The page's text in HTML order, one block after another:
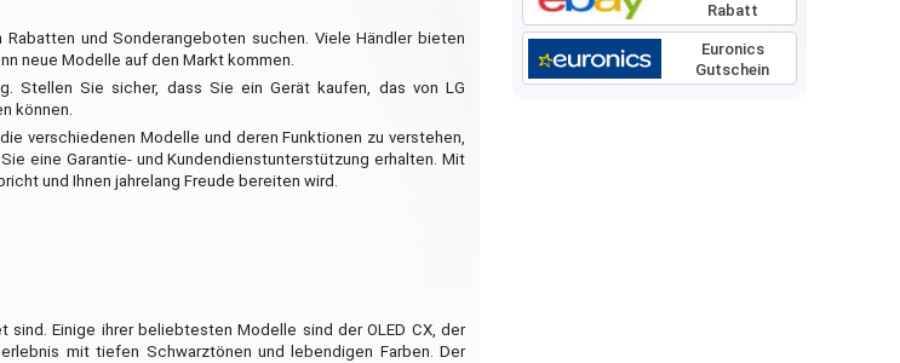
und Sonderangeboten suchen. Viele Händler bieten
neue Modelle auf den Markt kommen.
Stellen Sie sicher, dass Sie ein Gerät kaufen, das von LG
können.
verschiedenen Modelle und deren Funktionen zu verstehen,
eine Garantie- und Kundendienstunterstützung erhalten. Mit
und Ihnen jahrelang Freude bereiten wird.
Einige ihrer beliebtesten Modelle sind der OLED CX, der
mit tiefen Schwarztönen und lebendigen Farben. Der
Rabatt
Euronics
Gutschein